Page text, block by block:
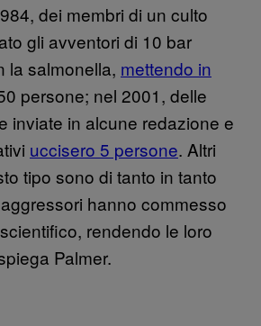
dei membri di un culto
gli avventori di 10 bar
la salmonella, mettendo in
persone; nel 2001, delle
inviate in alcune redazione e
uccisero 5 persone. Altri
tipo sono di tanto in tanto
hanno commesso
rendendo le loro
Palmer.